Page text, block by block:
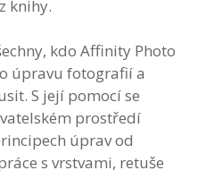
knihy.
kdo Affinity Photo
úpravu fotografií a
S její pomocí se
prostředí
úprav od
s vrstvami, retuše